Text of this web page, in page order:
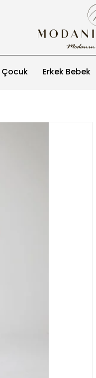
Çocuk Erkek Bebek